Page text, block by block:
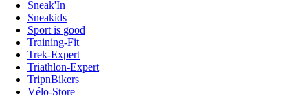
Sneak'In
Sneakids
Sport is good
Training-Fit
Trek-Expert
Triathlon-Expert
TripnBikers
Vélo-Store